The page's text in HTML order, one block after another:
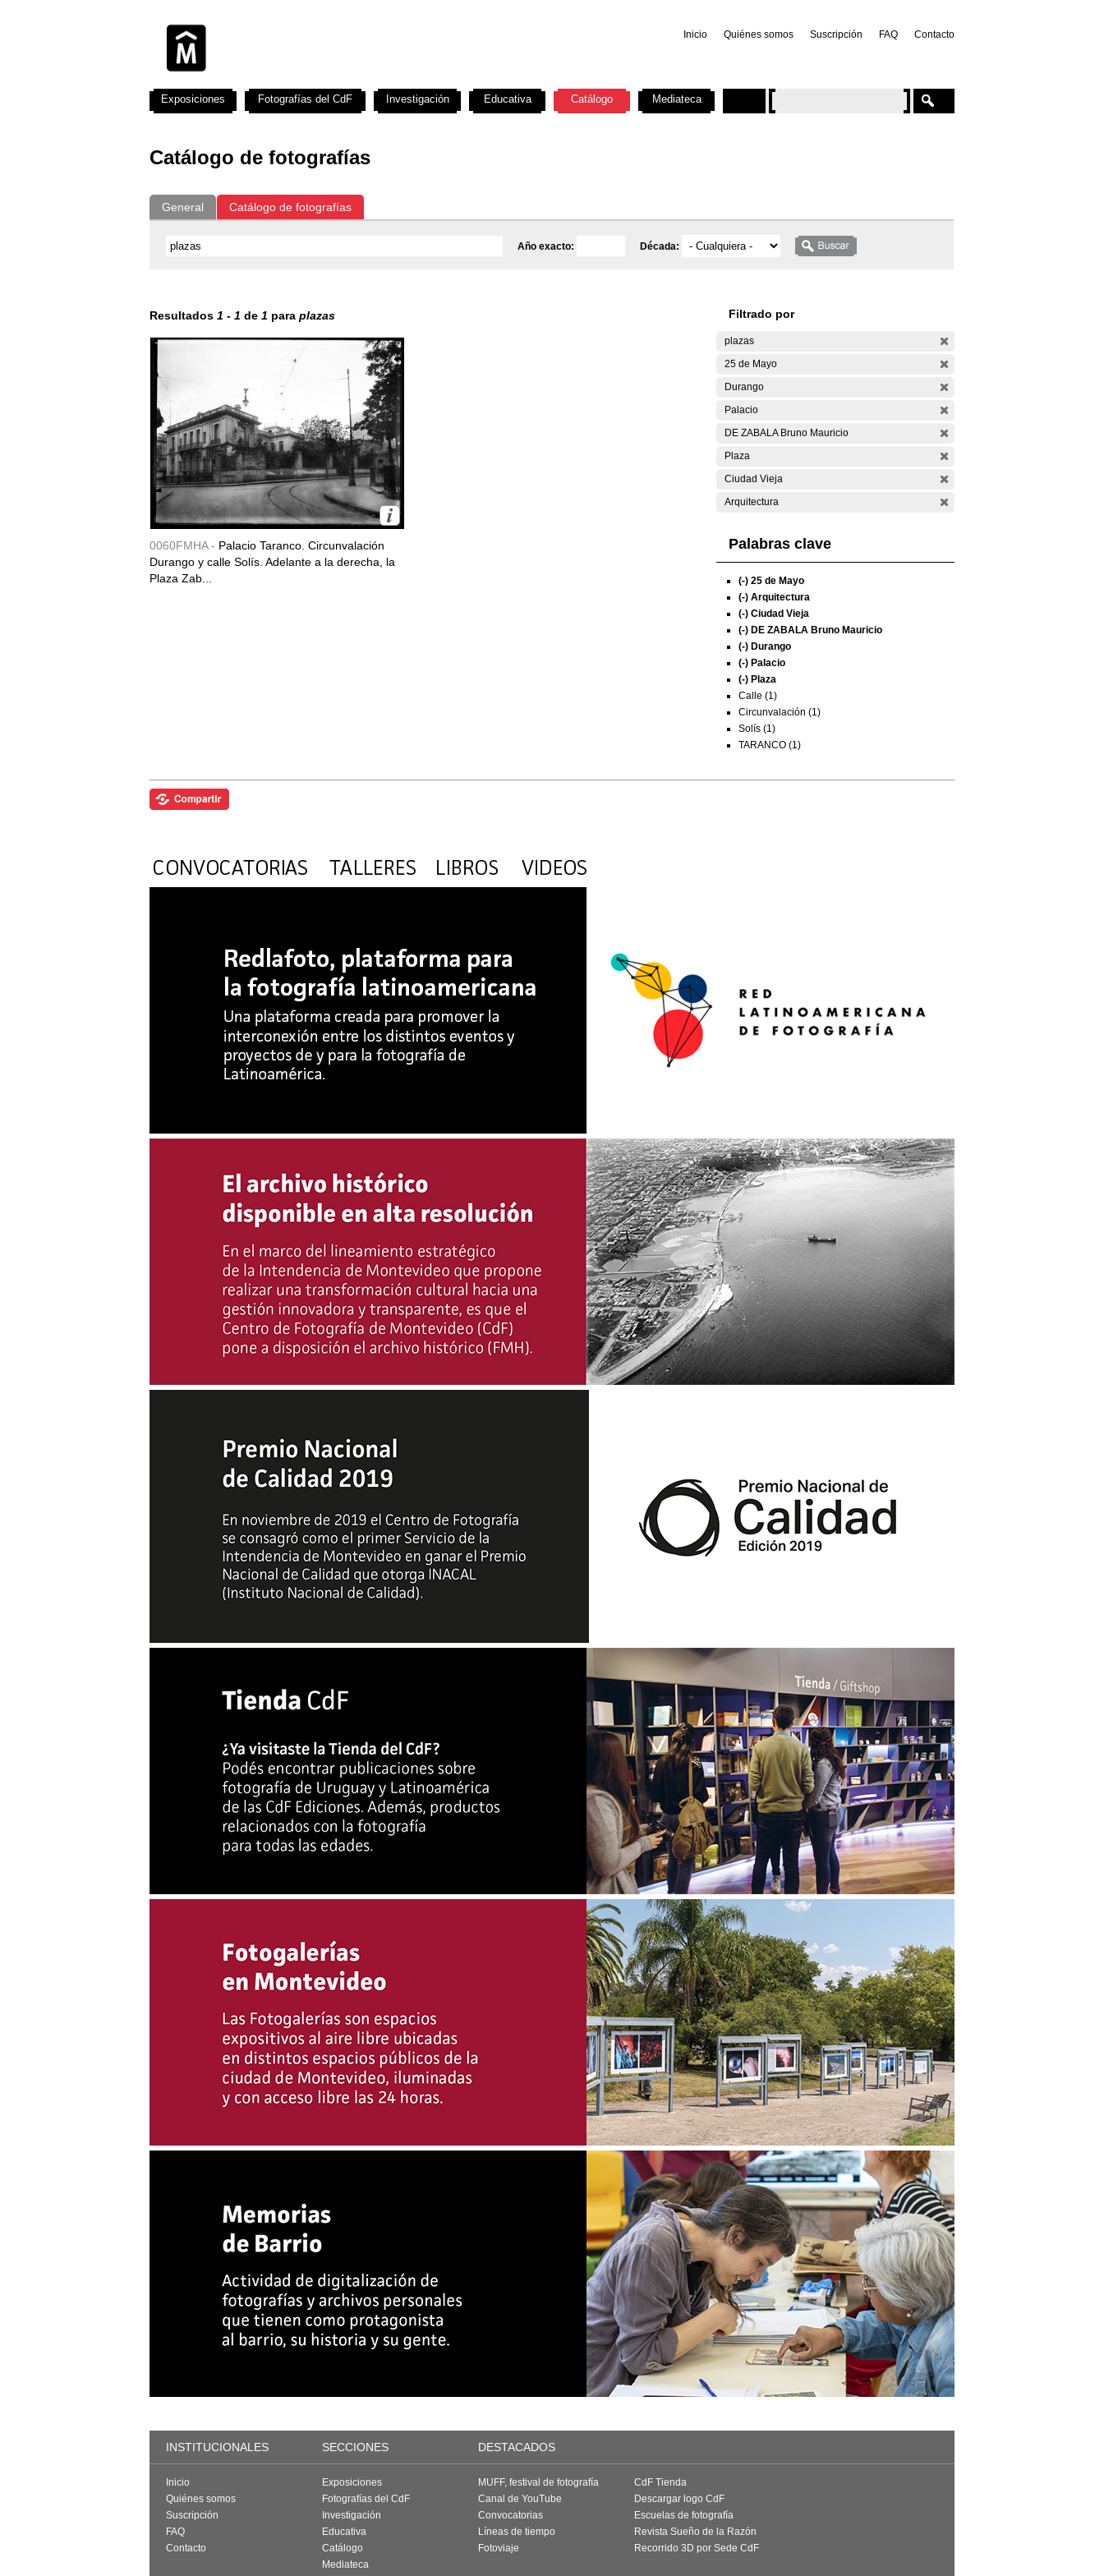
Inicio Quiénes somos Suscripción FAQ Contacto
Catálogo de fotografías
General Catálogo de fotografías
Año exacto: Década:
Resultados 1 - 1 de 1 para plazas
0060FMHA - Palacio Taranco. Circunvalación
Durango y calle Solís. Adelante a la derecha, la
Plaza Zab...
Filtrado por
plazas
25 de Mayo
Durango
Palacio
DE ZABALA Bruno Mauricio
Plaza
Ciudad Vieja
Arquitectura
Palabras clave
(-) 25 de Mayo
(-) Arquitectura
(-) Ciudad Vieja
(-) DE ZABALA Bruno Mauricio
(-) Durango
(-) Palacio
(-) Plaza
Calle (1)
Circunvalación (1)
Solís (1)
TARANCO (1)
Exposiciones Fotografías del CdF Investigación Educativa Catálogo Mediateca
INSTITUCIONALES SECCIONES DESTACADOS
Inicio
Quiénes somos
Suscripción
FAQ
Contacto
Exposiciones
Fotografías del CdF
Investigación
Educativa
Catálogo
Mediateca
MUFF, festival de fotografía
Canal de YouTube
Convocatorias
Líneas de tiempo
Fotoviaje
CdF Tienda
Descargar logo CdF
Escuelas de fotografía
Revista Sueño de la Razón
Recorrido 3D por Sede CdF